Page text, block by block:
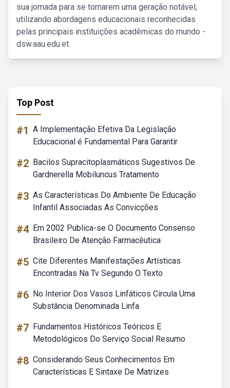
sua jornada para se tornarem uma geração notável,
utilizando abordagens educacionais reconhecidas
pelas principais instituições acadêmicas do mundo -
dsw.aau.edu.et.
Top Post
#1 A Implementação Efetiva Da Legislação
Educacional é Fundamental Para Garantir
#2 Bacilos Supracitoplasmáticos Sugestivos De
Gardnerella Mobiluncus Tratamento
#3 As Características Do Ambiente De Educação
Infantil Associadas As Convicções
#4 Em 2002 Publica-se O Documento Consenso
Brasileiro De Atenção Farmacêutica
#5 Cite Diferentes Manifestações Artísticas
Encontradas Na Tv Segundo O Texto
#6 No Interior Dos Vasos Linfáticos Circula Uma
Substância Denominada Linfa
#7 Fundamentos Históricos Teóricos E
Metodológicos Do Serviço Social Resumo
#8 Considerando Seus Conhecimentos Em
Características E Sintaxe De Matrizes